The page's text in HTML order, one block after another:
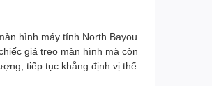
hình máy tính North Bayou
giá treo màn hình mà còn
tiếp tục khẳng định vị thế